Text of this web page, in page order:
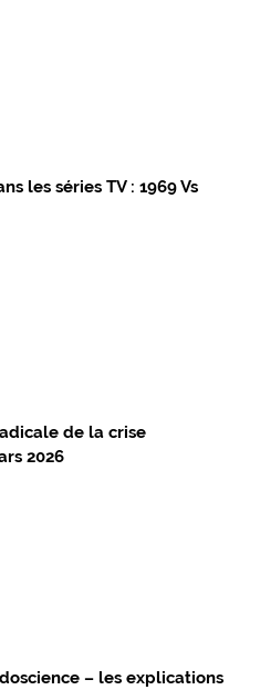
les séries TV : 1969 Vs
de la crise
2026
– les explications